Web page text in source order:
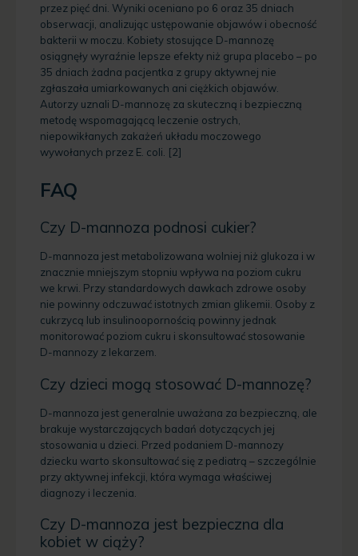
przez pięć dni. Wyniki oceniano po 6 oraz 35 dniach
obserwacji, analizując ustępowanie objawów i obecność
bakterii w moczu. Kobiety stosujące D-mannozę
osiągnęły wyraźnie lepsze efekty niż grupa placebo – po
35 dniach żadna pacjentka z grupy aktywnej nie
zgłaszała umiarkowanych ani ciężkich objawów.
Autorzy uznali D-mannozę za skuteczną i bezpieczną
metodę wspomagającą leczenie ostrych,
niepowikłanych zakażeń układu moczowego
wywołanych przez E. coli. [2]
FAQ
Czy D-mannoza podnosi cukier?
D-mannoza jest metabolizowana wolniej niż glukoza i w
znacznie mniejszym stopniu wpływa na poziom cukru
we krwi. Przy standardowych dawkach zdrowe osoby
nie powinny odczuwać istotnych zmian glikemii. Osoby z
cukrzycą lub insulinoopornością powinny jednak
monitorować poziom cukru i skonsultować stosowanie
D-mannozy z lekarzem.
Czy dzieci mogą stosować D-mannozę?
D-mannoza jest generalnie uważana za bezpieczną, ale
brakuje wystarczających badań dotyczących jej
stosowania u dzieci. Przed podaniem D-mannozy
dziecku warto skonsultować się z pediatrą – szczególnie
przy aktywnej infekcji, która wymaga właściwej
diagnozy i leczenia.
Czy D-mannoza jest bezpieczna dla
kobiet w ciąży?